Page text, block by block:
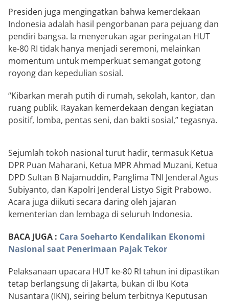
Presiden juga mengingatkan bahwa kemerdekaan
Indonesia adalah hasil pengorbanan para pejuang dan
pendiri bangsa. Ia menyerukan agar peringatan HUT
ke-80 RI tidak hanya menjadi seremoni, melainkan
momentum untuk memperkuat semangat gotong
royong dan kepedulian sosial.
“Kibarkan merah putih di rumah, sekolah, kantor, dan
ruang publik. Rayakan kemerdekaan dengan kegiatan
positif, lomba, pentas seni, dan bakti sosial,” tegasnya.
Sejumlah tokoh nasional turut hadir, termasuk Ketua
DPR Puan Maharani, Ketua MPR Ahmad Muzani, Ketua
DPD Sultan B Najamuddin, Panglima TNI Jenderal Agus
Subiyanto, dan Kapolri Jenderal Listyo Sigit Prabowo.
Acara juga diikuti secara daring oleh jajaran
kementerian dan lembaga di seluruh Indonesia.
BACA JUGA : Cara Soeharto Kendalikan Ekonomi
Nasional saat Penerimaan Pajak Tekor
Pelaksanaan upacara HUT ke-80 RI tahun ini dipastikan
tetap berlangsung di Jakarta, bukan di Ibu Kota
Nusantara (IKN), seiring belum terbitnya Keputusan